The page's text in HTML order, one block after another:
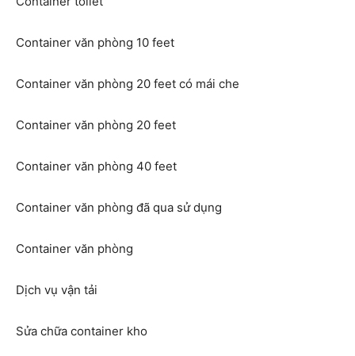
Container văn phòng 10 feet
Container văn phòng 20 feet có mái che
Container văn phòng 20 feet
Container văn phòng 40 feet
Container văn phòng đã qua sử dụng
Container văn phòng
Dịch vụ vận tải
Sửa chữa container kho